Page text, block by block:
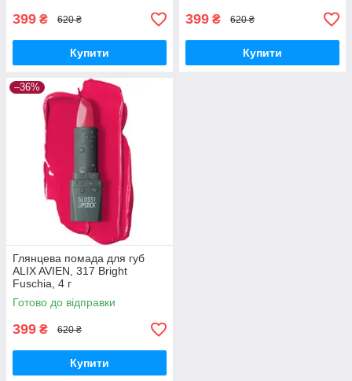
399 ₴ 620 ₴
Купити
399 ₴ 620 ₴
Купити
–36%
Глянцева помада для губ
ALIX AVIEN, 317 Bright
Fuschia, 4 г
Готово до відправки
399 ₴ 620 ₴
Купити